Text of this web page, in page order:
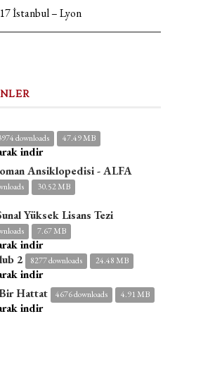
İstanbul – Lyon
downloads 47.49 MB
indir
Ansiklopedisi - ALFA
30.52 MB
Yüksek Lisans Tezi
7.67 MB
indir
2
8277 downloads 24.48 MB
indir
Hattat
4676 downloads 4.91 MB
indir